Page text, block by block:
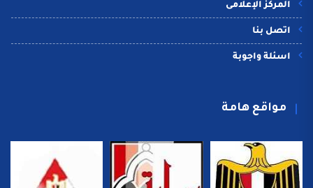
المركز الإعلامى
اتصل بنا
اسئلة واجوبة
مواقع هامة